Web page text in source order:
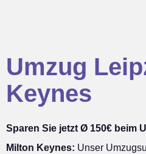
Umzug
Keynes
Sparen Sie jetzt Ø 150€ beim
Milton Keynes: Unser